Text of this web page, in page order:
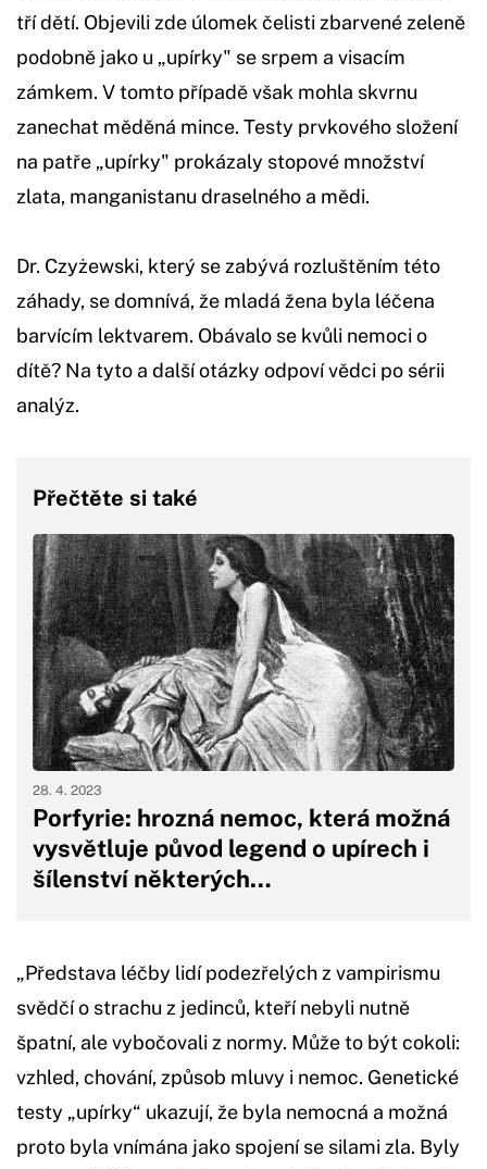
tří dětí. Objevili zde úlomek čelisti zbarvené zeleně
podobně jako u „upírky" se srpem a visacím
zámkem. V tomto případě však mohla skvrnu
zanechat měděná mince. Testy prvkového složení
na patře „upírky" prokázaly stopové množství
zlata, manganistanu draselného a mědi.
Dr. Czyżewski, který se zabývá rozluštěním této
záhady, se domnívá, že mladá žena byla léčena
barvícím lektvarem. Obávalo se kvůli nemoci o
dítě? Na tyto a další otázky odpoví vědci po sérii
analýz.
Přečtěte si také
Porfyrie: hrozná nemoc, která možná
vysvětluje původ legend o upírech i
šílenství některých…
28. 4. 2023
„Představa léčby lidí podezřelých z vampirismu
svědčí o strachu z jedinců, kteří nebyli nutně
špatní, ale vybočovali z normy. Může to být cokoli:
vzhled, chování, způsob mluvy i nemoc. Genetické
testy „upírky“ ukazují, že byla nemocná a možná
proto byla vnímána jako spojení se silami zla. Byly